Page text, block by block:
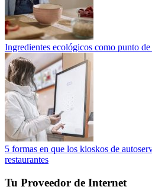
Ingredientes ecológicos como punto
5 formas en que los kioskos de
restaurantes
Tu Proveedor de Internet